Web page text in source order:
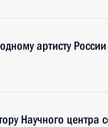
артисту России
Научного центра